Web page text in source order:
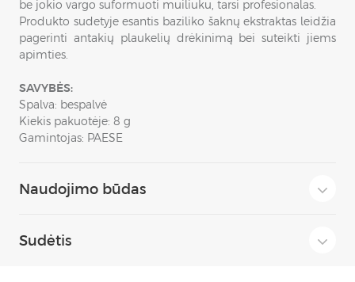
be jokio vargo suformuoti muiliuku, tarsi profesionalas.
Produkto sudetyje esantis baziliko šaknų ekstraktas leidžia
pagerinti antakių plaukelių drėkinimą bei suteikti jiems
apimties.
SAVYBĖS:
Spalva: bespalvė
Kiekis pakuotėje: 8 g
Gamintojas: PAESE
Naudojimo būdas
Sudėtis